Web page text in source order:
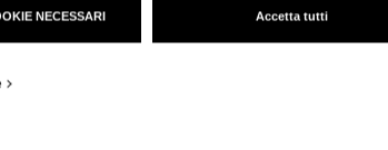
NECESSARI Accetta tutti